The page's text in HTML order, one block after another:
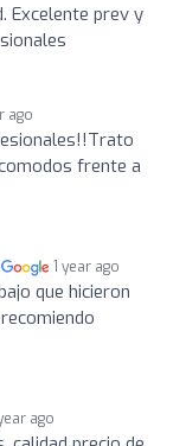
Excelente prev y
ago
frente a
1 year ago
que hicieron
ago